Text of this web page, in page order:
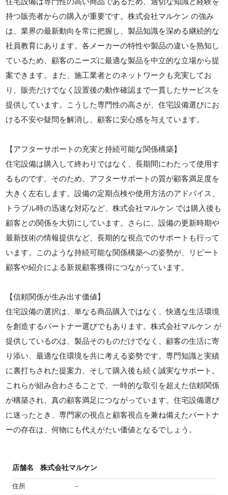
持つ販売者からの購入が重要です。株式会社マルケン の強み
は、業界の最新動向を常に把握し、製品知識を深める継続的な
社員教育にあります。各メーカーの特性や製品の違いを熟知し
ているため、顧客のニーズに最適な製品を中立的な立場から提
案できます。また、施工業者とのネットワークも充実してお
り、販売だけでなく設置後の動作確認まで一貫したサービスを
提供しています。こうした専門性の高さが、住宅設備選びにお
ける不安や疑問を解消し、顧客に安心感を与えています。
【アフターサポートの充実と持続可能な関係構築】
住宅設備は購入して終わりではなく、長期間にわたって使用す
るものです。そのため、アフターサポートの質が顧客満足度を
大きく左右します。設備の定期点検や使用方法のアドバイス、
トラブル時の迅速な対応など、株式会社マルケン では購入後も
顧客との関係を大切にしています。さらに、設備の更新時期や
最新技術の情報提供など、長期的な視点でのサポートも行って
います。このような持続可能な関係構築への姿勢が、リピート
顧客や紹介による新規顧客獲得につながっています。
【信頼関係が生み出す価値】
住宅設備の選択は、単なる商品購入ではなく、快適な生活環境
を創造するパートナー選びでもあります。株式会社マルケン が
提供しているのは、製品そのものだけでなく、顧客の生活に寄
り添い、最適な住環境を共に考える姿勢です。専門知識と実績
に裏打ちされた提案力、そして購入後も続く誠実なサポート。
これらが組み合わさることで、一時的な取引を超えた信頼関係
が構築され、真の顧客満足につながっています。住宅設備選び
に迷ったとき、専門家の視点と顧客視点を兼ね備えたパートナ
ーの存在は、何物にも代えがたい価値となるでしょう。
店舗名 株式会社マルケン
住所 －